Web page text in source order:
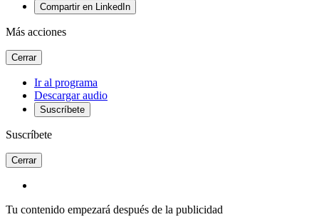
Compartir en LinkedIn
Más acciones
Cerrar
Ir al programa
Descargar audio
Suscríbete
Suscríbete
Cerrar
Tu contenido empezará después de la publicidad